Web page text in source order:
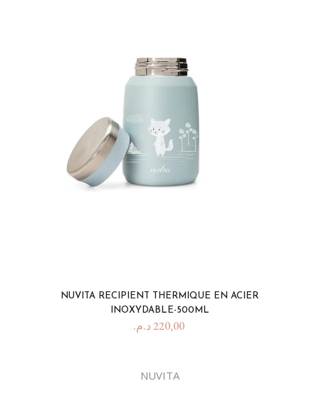
NUVITA RECIPIENT THERMIQUE EN ACIER
INOXYDABLE-500ML
220,00د.م.
NUVITA